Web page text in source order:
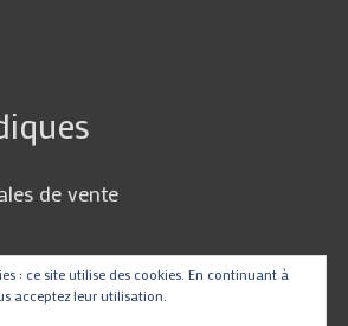
de vente
: ce site utilise des cookies. En continuant à
acceptez leur utilisation.